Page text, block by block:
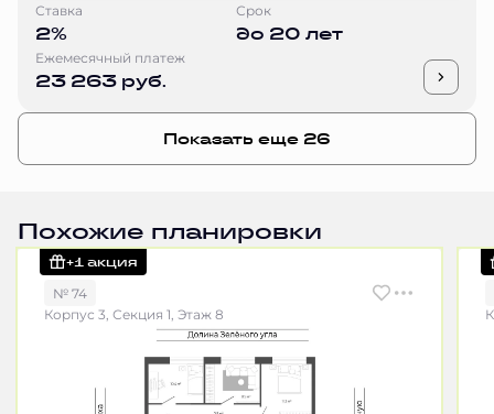
Ставка
2%
Срок
до 20 лет
Ежемесячный платеж
23 263 руб.
Показать еще 26
Похожие планировки
+1 акция
№ 74
Корпус 3, Секция 1, Этаж 8